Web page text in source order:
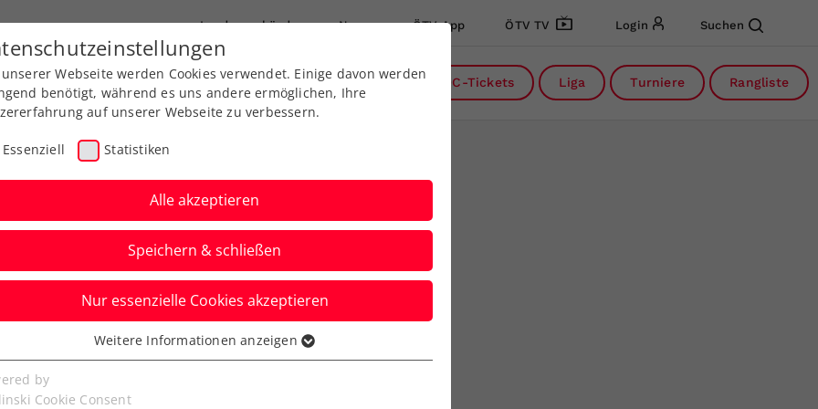
Landesverbände News ÖTV App ÖTV TV Login Suchen
Ausbildung Services Über uns DC-Tickets Liga Turniere Rangliste
in New York
nach Krimi
Webseite werden Cookies verwendet. Einige davon werden
benötigt, während es uns andere ermöglichen, Ihre
auf unserer Webseite zu verbessern.
Essenziell Statistiken
Alle akzeptieren
Speichern & schließen
Nur essenzielle Cookies akzeptieren
Cookies werden für grundlegende Funktionen der
benötigt. Dadurch ist gewährleistet, dass die Webseite
Weitere Informationen anzeigen
by
Cookie Consent